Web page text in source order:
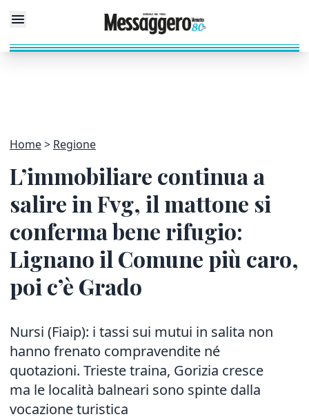
Home Regione
L’immobiliare continua a
salire in Fvg, il mattone si
conferma bene rifugio:
Lignano il Comune più caro,
poi c’è Grado
Nursi (Fiaip): i tassi sui mutui in salita non
hanno frenato compravendite né
quotazioni. Trieste traina, Gorizia cresce
ma le località balneari sono spinte dalla
vocazione turistica